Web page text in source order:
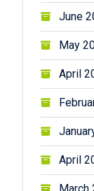
June
May
April
April